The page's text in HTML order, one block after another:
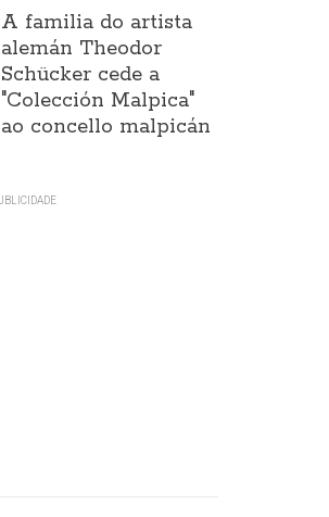
A familia do artista
alemán Theodor
Schücker cede a
"Colección Malpica"
ao concello malpicán